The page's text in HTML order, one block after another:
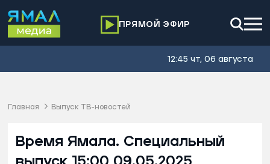
ПРЯМОЙ ЭФИР
12:45 чт, 06 августа
Главная Выпуск ТВ-новостей
Время Ямала. Специальный